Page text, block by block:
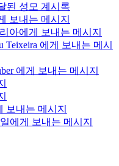
된 성모 계시록
보내는 메시지
아에게 보내는 메시지
Teixeira 에게 보내는 메시
에게 보내는 메시지
보내는 메시지
에게 보내는 메시지